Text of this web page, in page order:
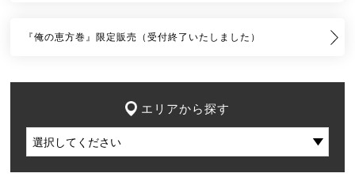
『俺の恵方巻』限定販売（受付終了いたしました）
エリアから探す